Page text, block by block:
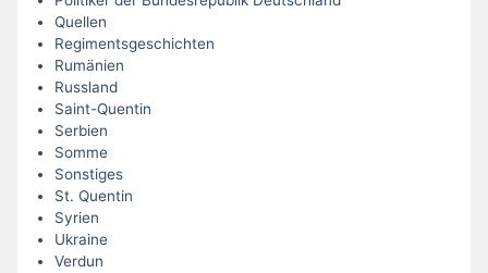
Quellen
Regimentsgeschichten
Rumänien
Russland
Saint-Quentin
Serbien
Somme
Sonstiges
St. Quentin
Syrien
Ukraine
Verdun